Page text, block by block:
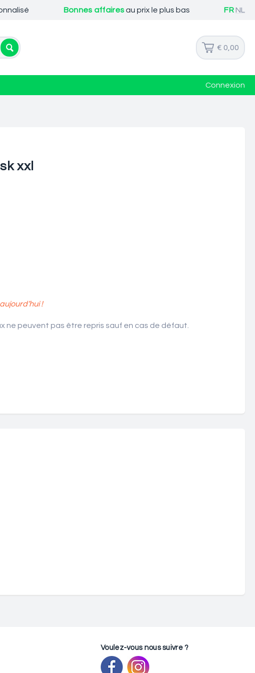
Bonnes affairesau prix le plus bas FR NL
€ 0,00
Connexion
xxl
!
ne peuvent pas être repris sauf en cas de défaut.
Voulez-vous nous suivre ?